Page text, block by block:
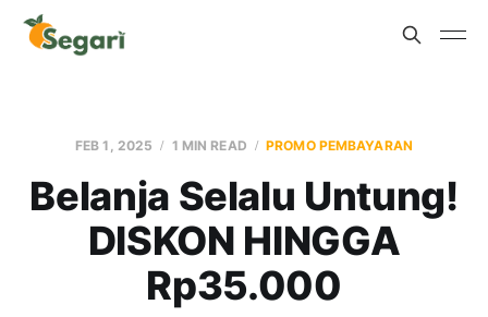
FEB 1, 2025 1 MIN READ PROMO PEMBAYARAN
Belanja Selalu Untung!
DISKON HINGGA
Rp35.000